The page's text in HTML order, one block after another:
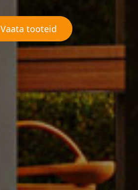
Vaata tooteid